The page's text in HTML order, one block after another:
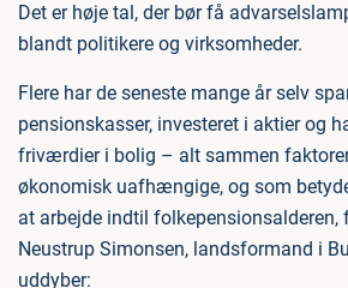
Det er høje tal, der bør få
blandt politikere og virksomheder.
Flere har de seneste mange år selv
pensionskasser, investeret i aktier og
friværdier i bolig – alt sammen
økonomisk uafhængige, og som
at arbejde indtil
Neustrup Simonsen, landsformand i
uddyber: